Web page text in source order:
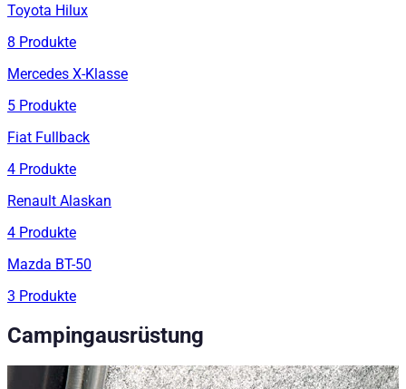
Toyota Hilux
8 Produkte
Mercedes X-Klasse
5 Produkte
Fiat Fullback
4 Produkte
Renault Alaskan
4 Produkte
Mazda BT-50
3 Produkte
Campingausrüstung